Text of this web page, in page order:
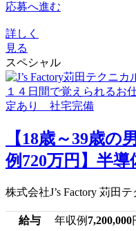
応募へ進む
詳しく
見る
スペシャル
【18歳～39歳の
例720万円】半
株式会社J’s Factory 苅田
給与 年収例 7,200,000